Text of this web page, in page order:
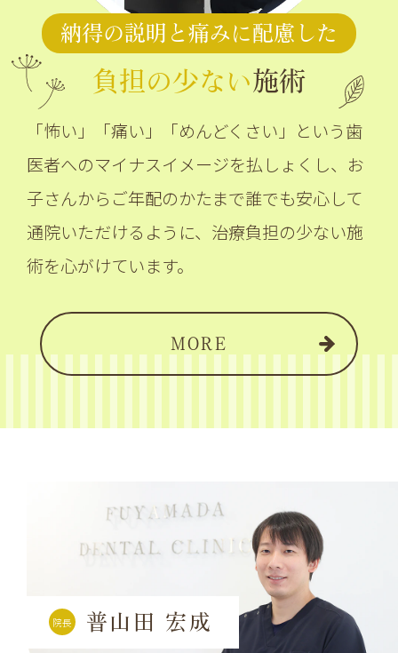
納得の説明と痛みに配慮した
負担の少ない施術
「怖い」「痛い」「めんどくさい」という歯
医者へのマイナスイメージを払しょくし、お
子さんからご年配のかたまで誰でも安心して
通院いただけるように、治療負担の少ない施
術を心がけています。
MORE
院長 普山田 宏成